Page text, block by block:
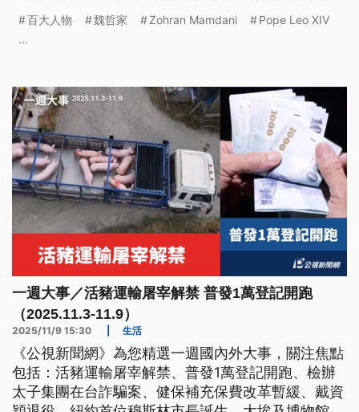
等人都上榜。
百大人物 魏哲家 Zohran Mamdani
Pope Leo XIV
...
一週大事／活豬運輸屠宰解禁 普發1萬登記開跑
（2025.11.3-11.9）
2025/11/9 15:30 生活
《公視新聞網》為您精選一週國內外大事，關注焦點
包括：活豬運輸屠宰解禁、普發1萬登記開跑、檢辦
太子集團在台詐騙案、健保補充保費改革暫緩、戴資